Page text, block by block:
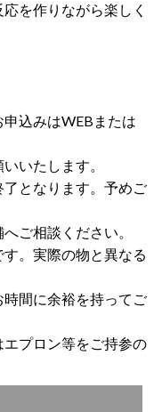
を作りながら楽しく
込みはWEBまたは
いたします。
となります。予めご
ご相談ください。
。実際の物と異なる
間に余裕を持ってご
プロン等をご持参の